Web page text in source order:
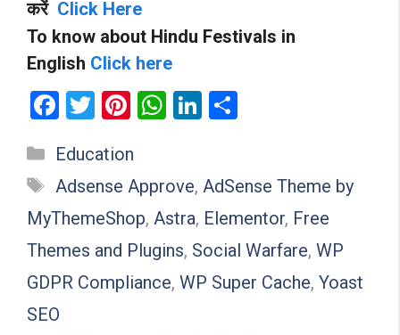
करें Click Here
To know about Hindu Festivals in
English Click here
F
ce
b
o
o
k
T
tt
er
Pi
er
es
t
W
s
A
p
p
Li
dI
n
e
Categories
Education
Tags
Adsense Approve, AdSense Theme by
MyThemeShop, Astra, Elementor, Free
Themes and Plugins, Social Warfare, WP
GDPR Compliance, WP Super Cache, Yoast
SEO